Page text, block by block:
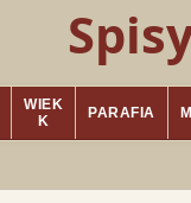
WIEK
K
PARAFIA